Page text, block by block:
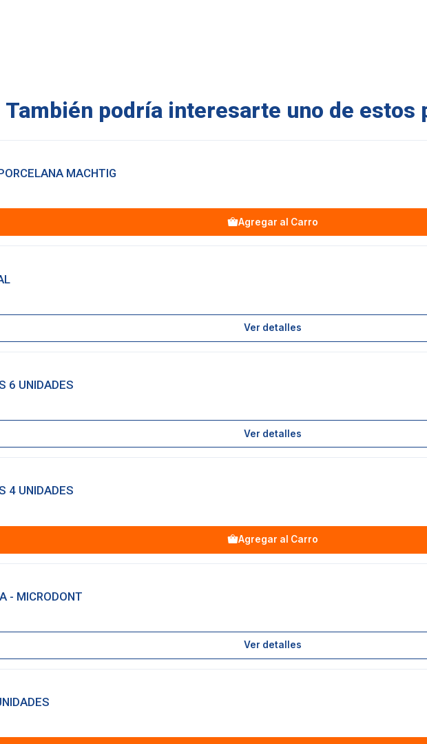
También podría interesarte uno de estos
MACHTIG
Agregar al Carro
Ver detalles
6 UNIDADES
Ver detalles
4 UNIDADES
Agregar al Carro
- MICRODONT
Ver detalles